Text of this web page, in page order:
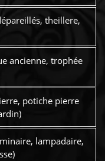
theillere,
ancienne, trophée
potiche pierre
lampadaire,